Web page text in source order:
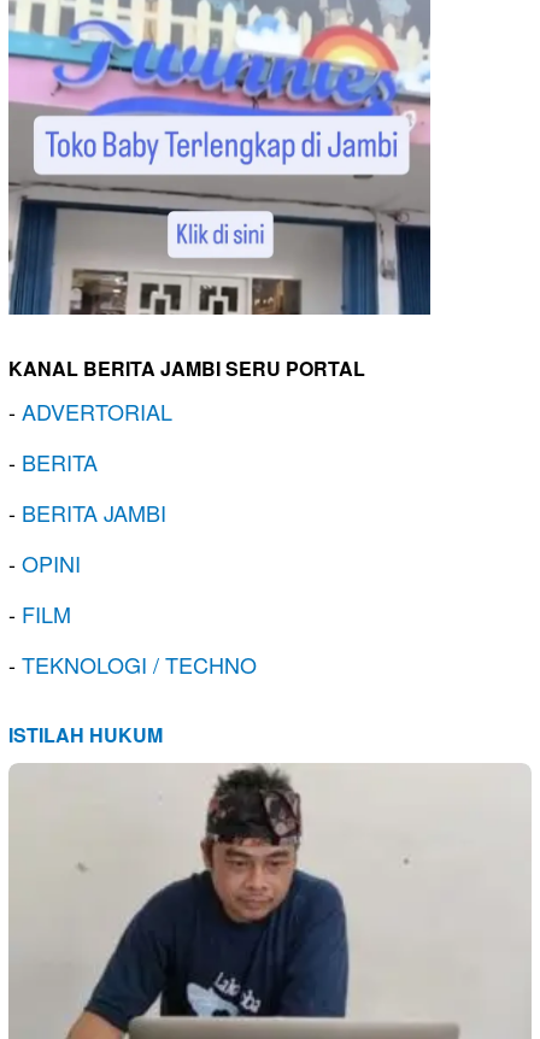
KANAL BERITA JAMBI SERU PORTAL
-ADVERTORIAL
- BERITA
- BERITA JAMBI
-OPINI
- FILM
-TEKNOLOGI / TECHNO
ISTILAH HUKUM